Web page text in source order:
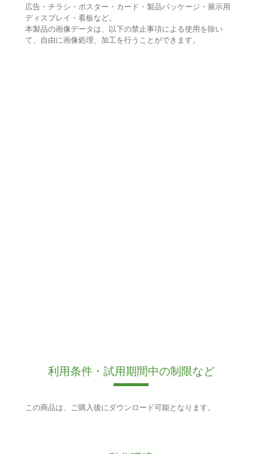
広告・チラシ・ポスター・カード・製品パッケージ・展示用
ディスプレイ・看板など。
本製品の画像データは、以下の禁止事項による使用を除い
て、自由に画像処理、加工を行うことができます。
利用条件・試用期間中の制限など
この商品は、ご購入後にダウンロード可能となります。